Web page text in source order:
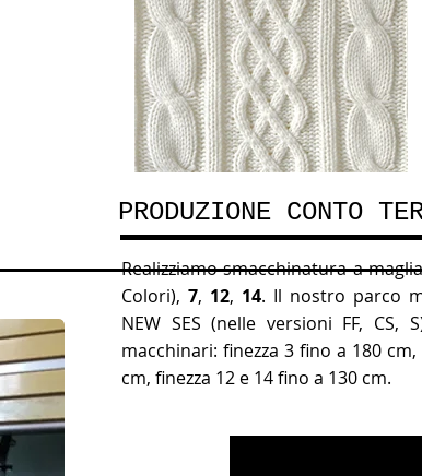
PRODUZIONE CONTO
Realizziamo smacchinatura a
Colori), 7, 12, 14. Il nostro parco
NEW SES (nelle versioni FF, CS,
macchinari: finezza 3 fino a 180
cm, finezza 12 e 14 fino a 130 cm.